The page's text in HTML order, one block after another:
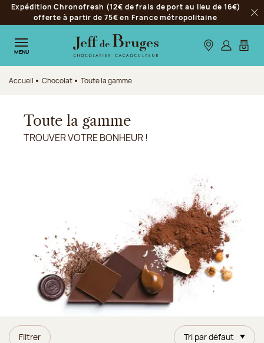
Aller à la navigation
Aller au contenu principal
Aller au pied de page
Expédition Chronofresh (12€ de frais de port au lieu de 16€)
offerte à partir de 75€ en France métropolitaine
MENU Nos boutiques
S’identifier
Mon
Accueil Chocolat Toute la gamme
Toute la gamme
TROUVER VOTRE BONHEUR !
Filtrer Tri par défaut